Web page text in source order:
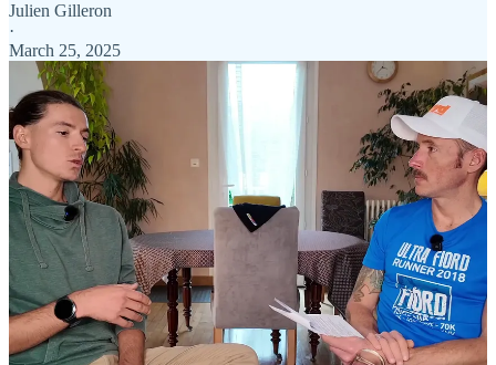
Julien Gilleron
·
March 25, 2025